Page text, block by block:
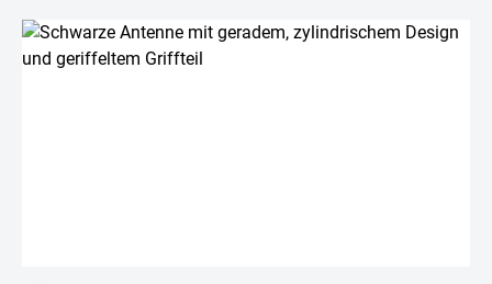
Bildergalerie überspringen